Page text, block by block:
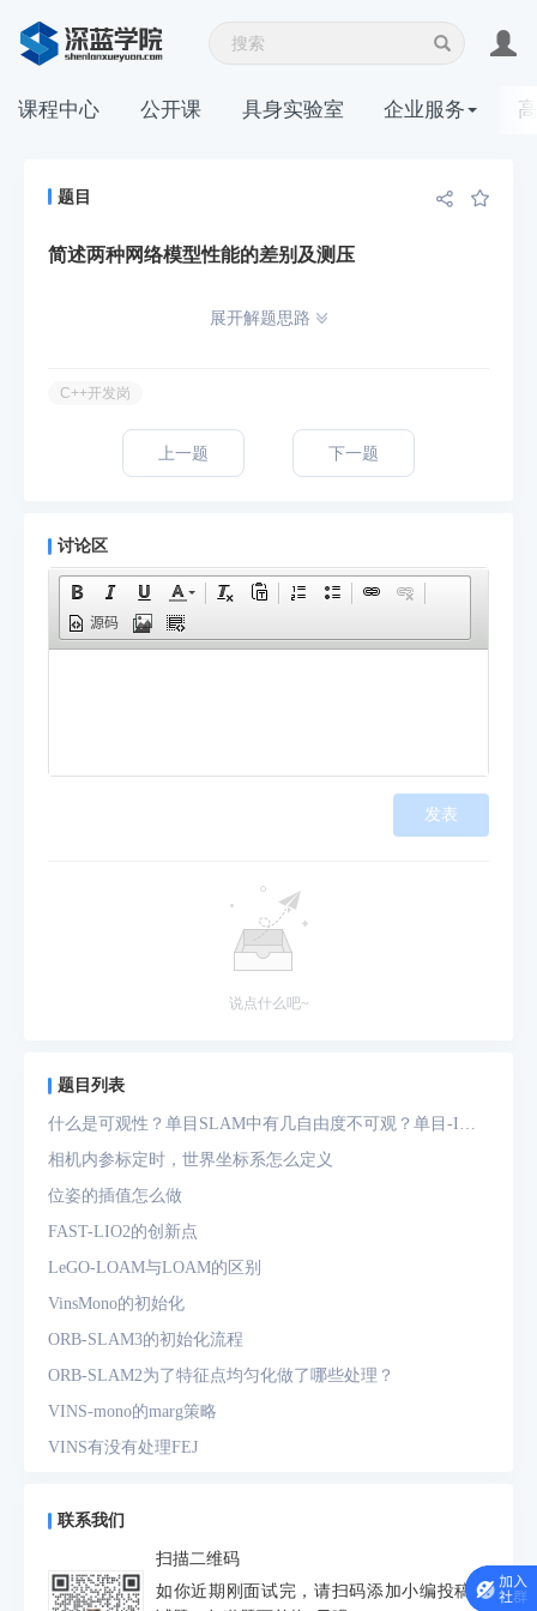
课程中心 公开课 具身实验室 企业服务
题目
简述两种网络模型性能的差别及测压
展开解题思路
C++开发岗
上一题 下一题
讨论区
源码
发表
说点什么吧~
题目列表
什么是可观性？单目SLAM中有几自由度不可观？单目-IMU
系统中有几自由度不可观？
相机内参标定时，世界坐标系怎么定义
位姿的插值怎么做
FAST-LIO2的创新点
LeGO-LOAM与LOAM的区别
VinsMono的初始化
ORB-SLAM3的初始化流程
ORB-SLAM2为了特征点均匀化做了哪些处理？
VINS-mono的marg策略
VINS有没有处理FEJ
预积分中的bias如何处理
为什么要进行预积分
IMU测量方程是什么？噪声模型是什么？
联系我们
扫描二维码
如你近期刚面试完，请扫码添加小编投稿面